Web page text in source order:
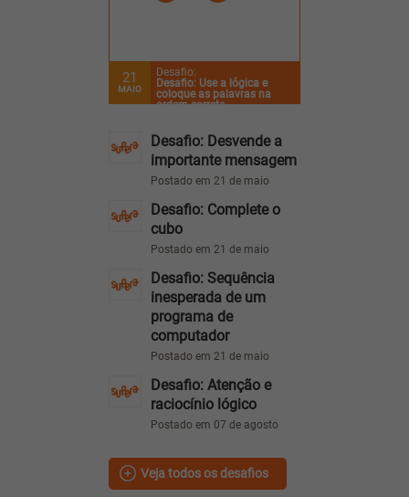
21
MAIO
Desafio:
Desafio: Use a lógica e
coloque as palavras na
ordem correta
Desafio: Desvende a
importante mensagem
Postado em 21 de maio
Desafio: Complete o
cubo
Postado em 21 de maio
Desafio: Sequência
inesperada de um
programa de
computador
Postado em 21 de maio
Desafio: Atenção e
raciocínio lógico
Postado em 07 de agosto
Veja todos os desafios